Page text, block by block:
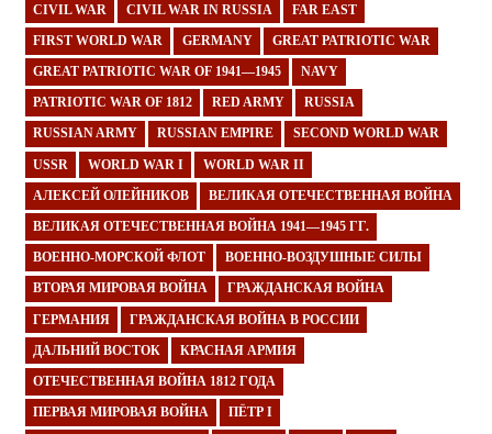
CIVIL WAR CIVIL WAR IN RUSSIA FAR EAST
FIRST WORLD WAR GERMANY GREAT PATRIOTIC WAR
GREAT PATRIOTIC WAR OF 1941—1945 NAVY
PATRIOTIC WAR OF 1812 RED ARMY RUSSIA
RUSSIAN ARMY RUSSIAN EMPIRE SECOND WORLD WAR
USSR WORLD WAR I WORLD WAR II
АЛЕКСЕЙ ОЛЕЙНИКОВ ВЕЛИКАЯ ОТЕЧЕСТВЕННАЯ ВОЙНА
ВЕЛИКАЯ ОТЕЧЕСТВЕННАЯ ВОЙНА 1941—1945 ГГ.
ВОЕННО-МОРСКОЙ ФЛОТ ВОЕННО-ВОЗДУШНЫЕ СИЛЫ
ВТОРАЯ МИРОВАЯ ВОЙНА ГРАЖДАНСКАЯ ВОЙНА
ГЕРМАНИЯ ГРАЖДАНСКАЯ ВОЙНА В РОССИИ
ДАЛЬНИЙ ВОСТОК КРАСНАЯ АРМИЯ
ОТЕЧЕСТВЕННАЯ ВОЙНА 1812 ГОДА
ПЕРВАЯ МИРОВАЯ ВОЙНА ПЁТР I